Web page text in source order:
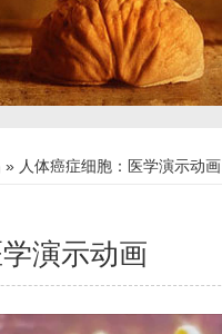
» 人体癌症细胞：医学演示动画
演示动画